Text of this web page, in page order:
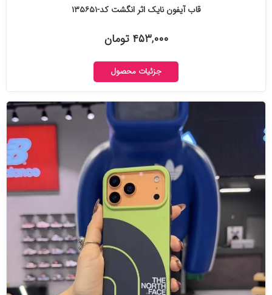
قاب آیفون نایک اثر انگشت کد-۱۳۵۶۵۱
۴۵۳,۰۰۰ تومان
جزئیات محصول